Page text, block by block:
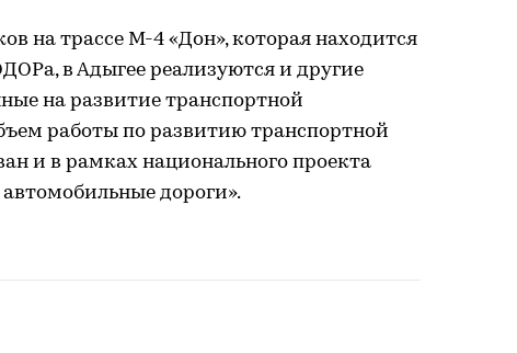
на трассе М-4 «Дон», которая находится
в Адыгее реализуются и другие
на развитие транспортной
работы по развитию транспортной
и в рамках национального проекта
дороги».